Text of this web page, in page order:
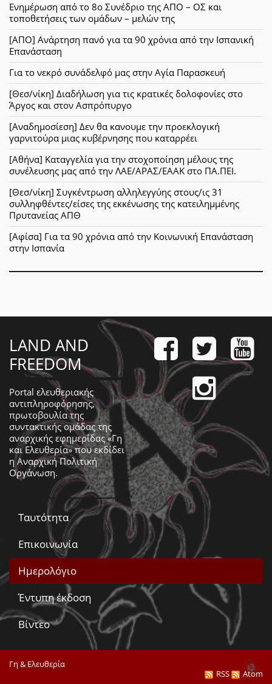
Ενημέρωση από το 8ο Συνέδριο της ΑΠΟ – ΟΣ και
τοποθετήσεις των ομάδων – μελών της
[ΑΠΟ] Ανάρτηση πανό για τα 90 χρόνια από την Ισπανική
Επανάσταση
Για το νεκρό συνάδελφό μας στην Αγία Παρασκευή
[Θεσ/νίκη] Διαδήλωση για τις κρατικές δολοφονίες στο
Άργος και στον Ασπρόπυργο
[Αναδημοσίεση] Δεν θα κανουμε την προεκλογική
γαρνιτούρα μιας κυβέρνησης που καταρρέει
[Αθήνα] Καταγγελία για την στοχοποίηση μέλους της
συνέλευσης μας από την ΛΑΕ/ΑΡΑΣ/ΕΑΑΚ στο ΠΑ.ΠΕΙ.
[Θεσ/νίκη] Συγκέντρωση αλληλεγγύης στους/ις 31
συλληφθέντες/είσες της εκκένωσης της κατειλημμένης
Πρυτανείας ΑΠΘ
[Αφίσα] Για τα 90 χρόνια από την Κοινωνική Επανάσταση
στην Ισπανία
LAND AND
FREEDOM
Portal ελευθεριακής
αντιπληροφόρησης,
πρωτοβουλία της
συντακτικής ομάδας της
αναρχικής εφημερίδας «Γη
και Ελευθερία» που εκδίδει
ηΑναρχική Πολιτική
Οργάνωση.
Ταυτότητα
Επικοινωνία
Ημερολόγιο
Έντυπη έκδοση
Βίντεο
Γη & Ελευθερία
RSS
Atom